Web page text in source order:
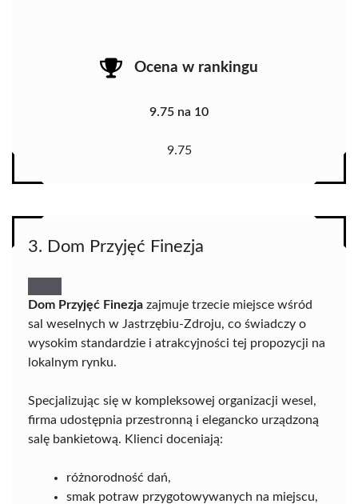
Ocena w rankingu
9.75 na 10
9.75
3. Dom Przyjęć Finezja
Dom Przyjęć Finezja zajmuje trzecie miejsce wśród
sal weselnych w Jastrzębiu-Zdroju, co świadczy o
wysokim standardzie i atrakcyjności tej propozycji na
lokalnym rynku.
Specjalizując się w kompleksowej organizacji wesel,
firma udostępnia przestronną i elegancko urządzoną
salę bankietową. Klienci doceniają:
różnorodność dań,
smak potraw przygotowywanych na miejscu,